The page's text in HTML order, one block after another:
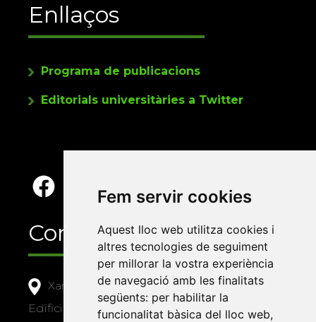
Fem servir cookies
Aquest lloc web utilitza cookies i
altres tecnologies de seguiment
per millorar la vostra experiència
de navegació amb les finalitats
següents: per habilitar la
funcionalitat bàsica del lloc web,
Enllaços
Programa de publicacions
Editorials universitàries a Twitter
Contacte
Xarxa Vives d'Universitats
Edifici Àgora